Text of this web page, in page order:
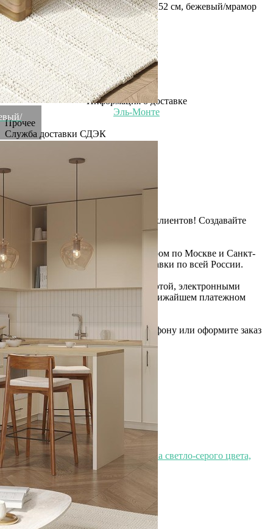
Купить Столик кофейный torhill, 75х52 см, бежевый/мрамор
(78628)
Артикул:BB0000863-FD(U)
В наличии
21 900₽ ×
UpDown
Купить
Информация о доставке
Эль-Монте
Прочее
Служба доставки СДЭК
ПВЗ СДЭК
Закзать в интернет-магазине
Вступайте в ряды довольных клиентов! Создавайте
Вашу территорию уюта!
Доставка
Мы доставим ваш заказ курьером по Москве и Санкт-
Петербургу или службой доставки по всей России.
Оплата
Оплатите заказ банковской картой, электронными
деньгами или наличными в ближайшем платежном
Как заказать
Позвоните менеджеру по телефону или оформите заказ
через корзину
Рекомендуем посмотреть
Ковер ручной работы из хлопка светло-серого цвета,
160х230 см (63175)
Быстрый просмотр
21 900₽